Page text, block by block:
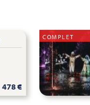
478 €
COMPLET